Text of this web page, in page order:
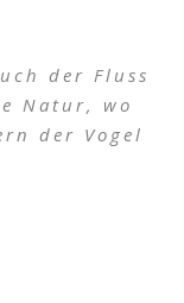
der Fluss
Natur, wo
der Vogel